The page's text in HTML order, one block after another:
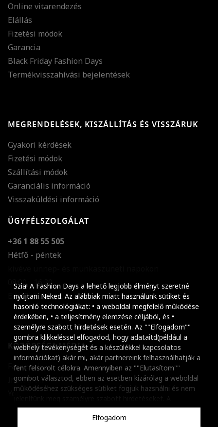
Szia! A Fashion Days a lehető legjobb élményt szeretné
nyújtani Neked. Az alábbiak miatt használunk sütiket és
hasonló technológiákat: • a weboldal megfelelő működése
érdekében, • a teljesítmény elemzése céljából, és •
személyre szabott hirdetések esetén. Az ""Elfogadom""
gombra klikkeléssel elfogadod, hogy adataitd(például a
webhely tevékenységét és a készülékkel kapcsolatos
információkat) akár mi, akár partnereink felhasználhatják a
fent felsorolt célokra. Amennyiben az ""Elutasítom""
gombot választod, ebben az esetben kizárólag a weboldal
működéséhez szükséges sütiket fogjuk hazsnálni és nem
beállításaidat bármikor módosíthatod, a ""Beállítások
kezelése"" gombra kattintva. Tudj meg többet
Elfogadom
Online vitarendezés
Elállás
Fizetési módok
Garancia
Black Friday Fashion Days
Termékvisszahívási bejelentések
MEGRENDELÉSEK, KISZÁLLÍTÁS ÉS VISSZÁRUK
Gyakori kérdések
Fizetési módok
Szállítási módok
Garanciális információ
Visszaküldési információ
ÜGYFÉLSZOLGÁLAT
+36 1 88 55 505
Hétfő - péntek
08:00 - 16:30
E-mail küldése
KÖZÖSSÉGI MÉDIA
Facebook
Instagram
Youtube
Szöveg méretének
Szóköz növelése
Szóköz csökkentése
Sortávolság
Sortávolság
Színek invertálása
Szürke